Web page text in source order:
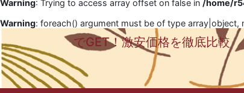
Warning: Trying to access array offset on false in /home/
Warning: foreach() argument must be of type array|object,
でGET！激安価格を徹底比較